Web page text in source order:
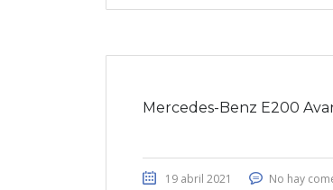
Mercedes-Benz E200
19 abril 2021 No hay